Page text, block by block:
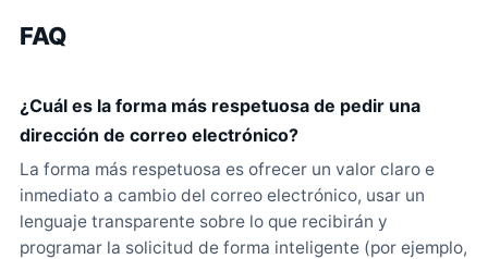
FAQ
¿Cuál es la forma más respetuosa de pedir una
dirección de correo electrónico?
La forma más respetuosa es ofrecer un valor claro e
inmediato a cambio del correo electrónico, usar un
lenguaje transparente sobre lo que recibirán y
programar la solicitud de forma inteligente (por ejemplo,